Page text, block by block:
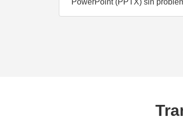
PowerPoint (PPTX) sin